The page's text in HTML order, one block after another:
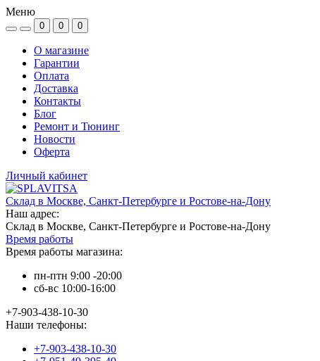
Меню
0 0 0
О магазине
Гарантии
Оплата
Доставка
Контакты
Блог
Ремонт и Тюнинг
Новости
Оферта
Личный кабинет
Склад в Москве, Санкт-Петербурге и Ростове-на-Дону
Наш адрес:
Склад в Москве, Санкт-Петербурге и Ростове-на-Дону
Время работы
Время работы магазина:
пн-птн 9:00 -20:00
сб-вс 10:00-16:00
+7-903-438-10-30
Наши телефоны:
+7-903-438-10-30